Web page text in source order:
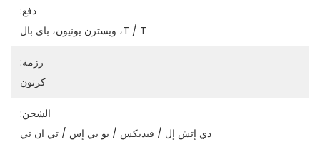
دفع:
T / T، ويسترن يونيون، باي بال
رزمة:
كرتون
الشحن:
دي إتش إل / فيديكس / يو بي إس / تي ان تي